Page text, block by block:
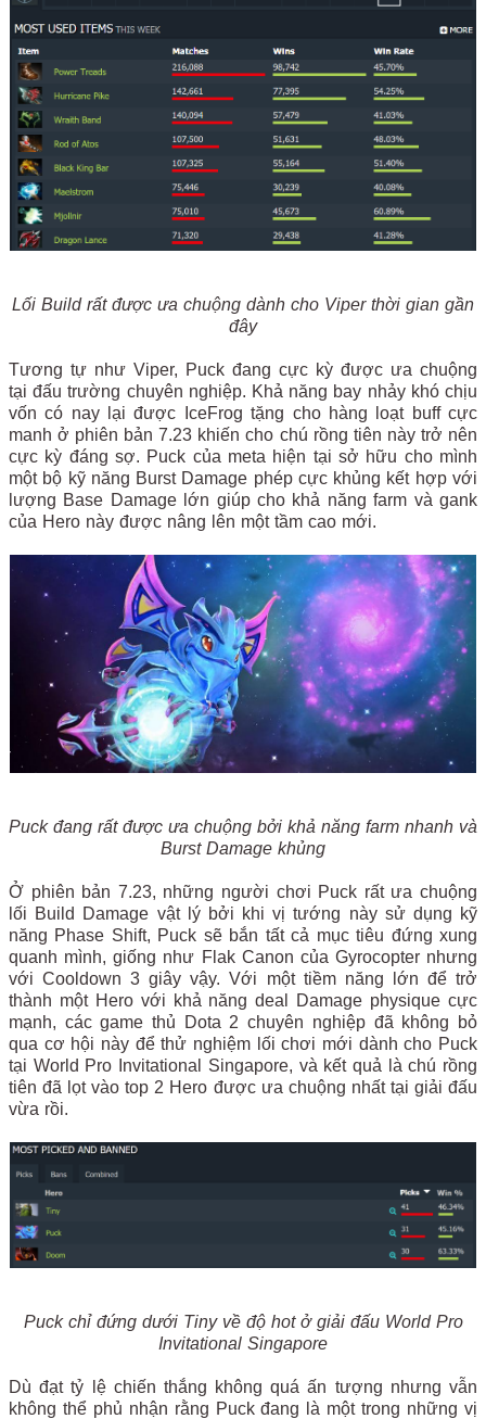
Lối Build rất được ưa chuộng dành cho Viper thời gian gần
đây
Tương tự như Viper, Puck đang cực kỳ được ưa chuộng
tại đấu trường chuyên nghiệp. Khả năng bay nhảy khó chịu
vốn có nay lại được IceFrog tặng cho hàng loạt buff cực
manh ở phiên bản 7.23 khiến cho chú rồng tiên này trở nên
cực kỳ đáng sợ. Puck của meta hiện tại sở hữu cho mình
một bộ kỹ năng Burst Damage phép cực khủng kết hợp với
lượng Base Damage lớn giúp cho khả năng farm và gank
của Hero này được nâng lên một tầm cao mới.
Puck đang rất được ưa chuộng bởi khả năng farm nhanh và
Burst Damage khủng
Ở phiên bản 7.23, những người chơi Puck rất ưa chuộng
lối Build Damage vật lý bởi khi vị tướng này sử dụng kỹ
năng Phase Shift, Puck sẽ bắn tất cả mục tiêu đứng xung
quanh mình, giống như Flak Canon của Gyrocopter nhưng
với Cooldown 3 giây vậy. Với một tiềm năng lớn để trở
thành một Hero với khả năng deal Damage physique cực
mạnh, các game thủ Dota 2 chuyên nghiệp đã không bỏ
qua cơ hội này để thử nghiệm lối chơi mới dành cho Puck
tại World Pro Invitational Singapore, và kết quả là chú rồng
tiên đã lọt vào top 2 Hero được ưa chuộng nhất tại giải đấu
vừa rồi.
Puck chỉ đứng dưới Tiny về độ hot ở giải đấu World Pro
Invitational Singapore
Dù đạt tỷ lệ chiến thắng không quá ấn tượng nhưng vẫn
không thể phủ nhận rằng Puck đang là một trong những vị